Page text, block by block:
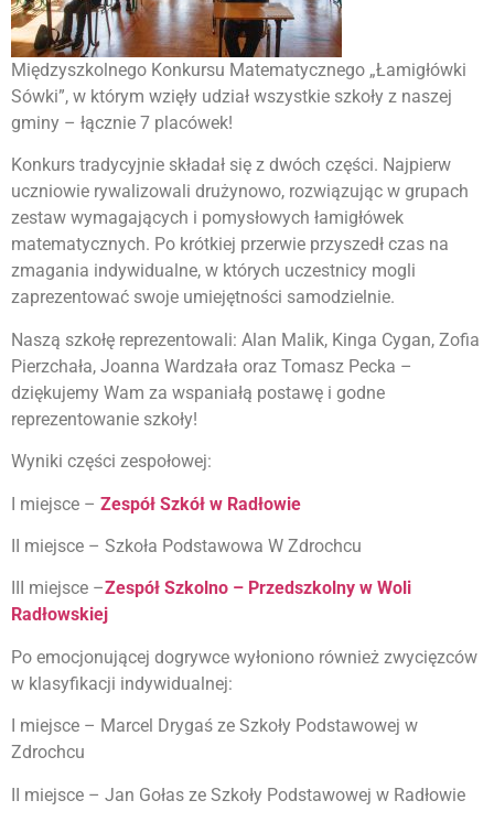
Międzyszkolnego Konkursu Matematycznego „Łamigłówki
Sówki”, w którym wzięły udział wszystkie szkoły z naszej
gminy – łącznie 7 placówek!
Konkurs tradycyjnie składał się z dwóch części. Najpierw
uczniowie rywalizowali drużynowo, rozwiązując w grupach
zestaw wymagających i pomysłowych łamigłówek
matematycznych. Po krótkiej przerwie przyszedł czas na
zmagania indywidualne, w których uczestnicy mogli
zaprezentować swoje umiejętności samodzielnie.
Naszą szkołę reprezentowali: Alan Malik, Kinga Cygan, Zofia
Pierzchała, Joanna Wardzała oraz Tomasz Pecka –
dziękujemy Wam za wspaniałą postawę i godne
reprezentowanie szkoły!
Wyniki części zespołowej:
I miejsce – Zespół Szkół w Radłowie
II miejsce – Szkoła Podstawowa W Zdrochcu
III miejsce –Zespół Szkolno – Przedszkolny w Woli
Radłowskiej
Po emocjonującej dogrywce wyłoniono również zwycięzców
w klasyfikacji indywidualnej:
I miejsce – Marcel Drygaś ze Szkoły Podstawowej w
Zdrochcu
II miejsce – Jan Gołas ze Szkoły Podstawowej w Radłowie